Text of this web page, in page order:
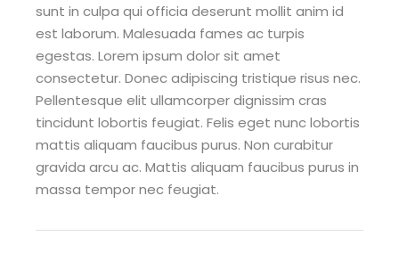
sunt in culpa qui officia deserunt mollit anim id
est laborum. Malesuada fames ac turpis
egestas. Lorem ipsum dolor sit amet
consectetur. Donec adipiscing tristique risus nec.
Pellentesque elit ullamcorper dignissim cras
tincidunt lobortis feugiat. Felis eget nunc lobortis
mattis aliquam faucibus purus. Non curabitur
gravida arcu ac. Mattis aliquam faucibus purus in
massa tempor nec feugiat.